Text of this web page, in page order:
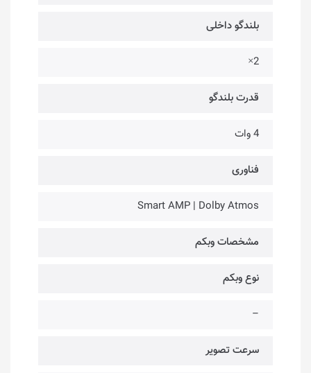
بلندگو داخلی
2×
قدرت بلندگو
4 وات
فناوری‌
Smart AMP | Dolby Atmos
مشخصات وبکم
نوع وبکم
–
سرعت تصویر